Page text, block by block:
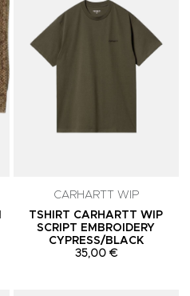
CARHARTT WIP
TSHIRT CARHARTT WIP
SCRIPT EMBROIDERY
CYPRESS/BLACK
35,00 €